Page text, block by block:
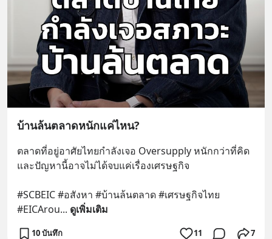
บ้านล้นตลาดหนักแค่ไหน?
ตลาดที่อยู่อาศัยไทยกำลังเจอ Oversupply หนักกว่าที่คิด
และปัญหานี้อาจไม่ได้จบแค่เรื่องเศรษฐกิจ
#SCBEIC #อสังหา #บ้านล้นตลาด #เศรษฐกิจไทย
#EICArou... ดูเพิ่มเติม
10 บันทึก 11 7